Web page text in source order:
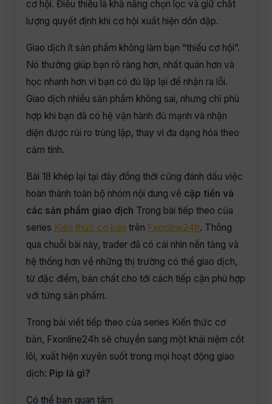
cơ hội. Điều thiếu là khả năng chọn lọc và giữ chất
lượng quyết định khi cơ hội xuất hiện dồn dập.
Giao dịch ít sản phẩm không làm bạn “thiếu cơ hội”.
Nó thường giúp bạn rõ ràng hơn, nhất quán hơn và
học nhanh hơn vì bạn có đủ lặp lại để nhận ra lỗi.
Giao dịch nhiều sản phẩm không sai, nhưng chỉ phù
hợp khi bạn đã có hệ vận hành đủ mạnh và nhận
diện được rủi ro trùng lặp, thay vì đa dạng hóa theo
cảm tính.
Bài 18 khép lại tại đây đồng thời cũng đánh dấu việc
hoàn thành toàn bộ nhóm nội dung về cặp tiền và
các sản phẩm giao dịch Trong bài tiếp theo của
series Kiến thức cơ bản trên Fxonline24h. Thông
qua chuỗi bài này, trader đã có cái nhìn nền tảng và
hệ thống hơn về những thị trường có thể giao dịch,
từ đặc điểm, bản chất cho tới cách tiếp cận phù hợp
với từng sản phẩm.
Trong bài viết tiếp theo của series Kiến thức cơ
bản, Fxonline24h sẽ chuyển sang một khái niệm cốt
lõi, xuất hiện xuyên suốt trong mọi hoạt động giao
dịch: Pip là gì?
Có thể bạn quan tâm